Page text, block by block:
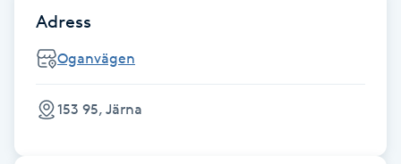
Faceliftmassage
Adress
Oganvägen
153 95, Järna